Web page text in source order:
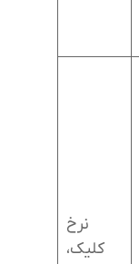
نرخ
کلیک،